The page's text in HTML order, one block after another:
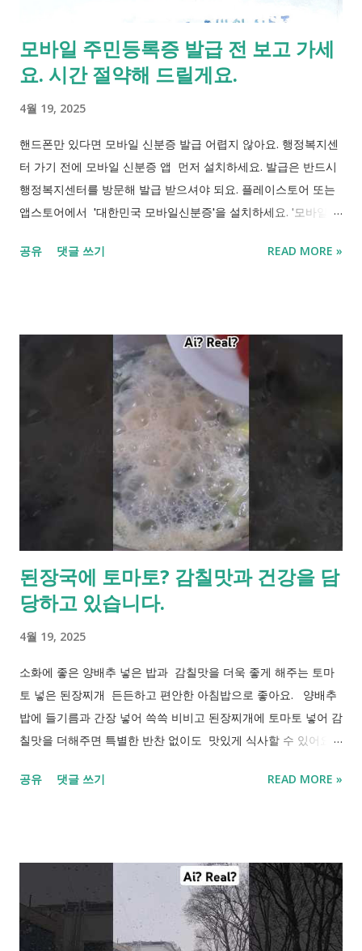
모바일 주민등록증 발급 전 보고 가세
요. 시간 절약해 드릴게요.
4월 19, 2025
핸드폰만 있다면 모바일 신분증 발급 어렵지 않아요. 행정복지센
터 가기 전에 모바일 신분증 앱 먼저 설치하세요. 발급은 반드시
행정복지센터를 방문해 발급 받으셔야 되요. 플레이스토어 또는
앱스토어에서 '대한민국 모바일신분증'을 설치하세요. '모바일 신
누르면 다음 나오는 화면에서 전체 동의 해 줍니다. 본인 확인을
합니다. 어렵지도 오래 걸리지도 않으니 잠깐 수고 하셔서 편리한
공유 댓글 쓰기 READ MORE »
된장국에 토마토? 감칠맛과 건강을 담
당하고 있습니다.
4월 19, 2025
소화에 좋은 양배추 넣은 밥과 감칠맛을 더욱 좋게 해주는 토마
토 넣은 된장찌개 든든하고 편안한 아침밥으로 좋아요. 양배추
밥에 들기름과 간장 넣어 쓱쓱 비비고 된장찌개에 토마토 넣어 감
칠맛을 더해주면 특별한 반찬 없이도 맛있게 식사할 수 있어요.
공유 댓글 쓰기 READ MORE »